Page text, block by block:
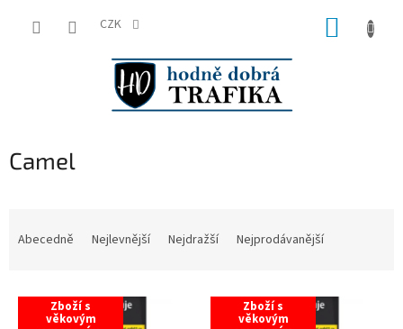
CZK
Camel
n
Abecedně Nejlevnější Nejdražší Nejprodávanější
V
Zboží s
věkovým
Zboží s
věkovým